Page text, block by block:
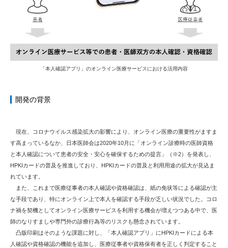
「本人確認アプリ」のオンライン医療サービスにおける活用内容
開発の背景
現在、コロナウイルス感染拡大の影響により、オンライン医療の重要性がますま
す高まっているなか、日本医師会は2020年10月に「オンライン診療時の医師資格
と本人確認について患者の安全・安心を確保するための提言」（※2）を発表し、
HPKIカードの普及を推進しており、HPKIカードの普及と利用用途の拡大が見込ま
れています。
また、これまで医療従事者の本人確認や資格確認は、紙の免状等による確認が主
な手段であり、特にオンライン上で本人を確認する手段が乏しい状況でした。コロ
ナ禍を契機としてオンライン医療サービスを利用する機会が増えつつある中で、医
師のなりすましや専門外の診療行為等のリスクも懸念されています。
凸版印刷はそのような課題に対し、「本人確認アプリ」にHPKIカードによる本
人確認や資格確認の機能を追加し、医療従事者や資格保有者を正しく判定すること